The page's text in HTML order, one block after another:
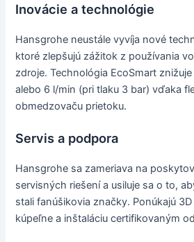
Inovácie a technológie
Hansgrohe neustále vyvíja nové
ktoré zlepšujú zážitok z používania
zdroje. Technológia EcoSmart
alebo 6 l/min (pri tlaku 3 bar) vďaka
obmedzovaču prietoku.
Servis a podpora
Hansgrohe sa zameriava na
servisných riešení a usiluje sa o to,
stali fanúšikovia značky. Ponúkajú
kúpeľne a inštaláciu certifikovaným